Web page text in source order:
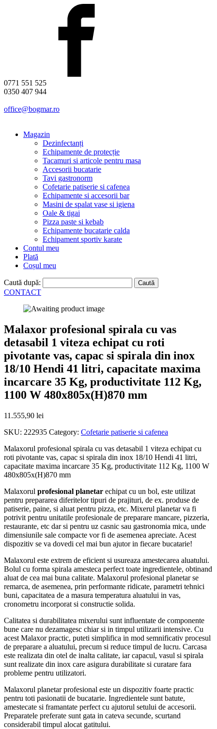
0771 551 525
0350 407 944
office@bogmar.ro
Magazin
Dezinfectanți
Echipamente de protecție
Tacamuri si articole pentru masa
Accesorii bucatarie
Tavi gastronorm
Cofetarie patiserie si cafenea
Echipamente si accesorii bar
Masini de spalat vase si igiena
Oale & tigai
Pizza paste si kebab
Echipamente bucatarie calda
Echipament sportiv karate
Contul meu
Plată
Coșul meu
Caută după:
CONTACT
Malaxor profesional spirala cu vas
detasabil 1 viteza echipat cu roti
pivotante vas, capac si spirala din inox
18/10 Hendi 41 litri, capacitate maxima
incarcare 35 Kg, productivitate 112 Kg,
1100 W 480x805x(H)870 mm
11.555,90 lei
SKU: 222935 Category: Cofetarie patiserie si cafenea
Malaxorul profesional spirala cu vas detasabil 1 viteza echipat cu
roti pivotante vas, capac si spirala din inox 18/10 Hendi 41 litri,
capacitate maxima incarcare 35 Kg, productivitate 112 Kg, 1100 W
480x805x(H)870 mm
Malaxorul profesional planetar echipat cu un bol, este utilizat
pentru prepararea diferitelor tipuri de prajituri, de ex. produse de
patiserie, paine, si aluat pentru pizza, etc. Mixerul planetar va fi
potrivit pentru unitatile profesionale de preparare mancare, pizzeria,
restaurante, etc dar si pentru uz casnic sau gastronomia mica, unde
dimensiunile sale compacte vor fi de asemenea apreciate. Acest
dispozitiv se va dovedi cel mai bun ajutor in fiecare bucatarie!
Malaxorul este extrem de eficient si usureaza amestecarea aluatului.
Bolul cu forma spirala amesteca perfect toate ingredientele, obtinand
aluat de cea mai buna calitate. Malaxorul profesional planetar se
remarca, de asemenea, prin performante ridicate, parametri tehnici
buni, capacitatea de a masura temperatura aluatului in vas,
cronometru incorporat si constructie solida.
Calitatea si durabilitatea mixerului sunt influentate de componente
bune care nu dezamagesc chiar si in timpul utilizarii intensive. Cu
acest Malaxor practic, puteti simplifica in mod semnificativ procesul
de preparare a aluatului, precum si reduce timpul de lucru. Carcasa
este realizata din otel de inalta calitate, iar capacul, vasul si spirala
sunt realizate din inox care asigura durabilitate si curatare fara
probleme pentru utilizatori.
Malaxorul planetar profesional este un dispozitiv foarte practic
pentru toti pasionatii de bucatarie. Ingredientele sunt batute,
amestecate si framantate perfect cu ajutorul setului de accesorii.
Preparatele preferate sunt gata in cateva secunde, scurtand
considerabil timpul alocat gatitului.